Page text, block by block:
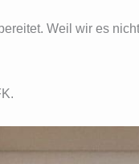
Weil wir es